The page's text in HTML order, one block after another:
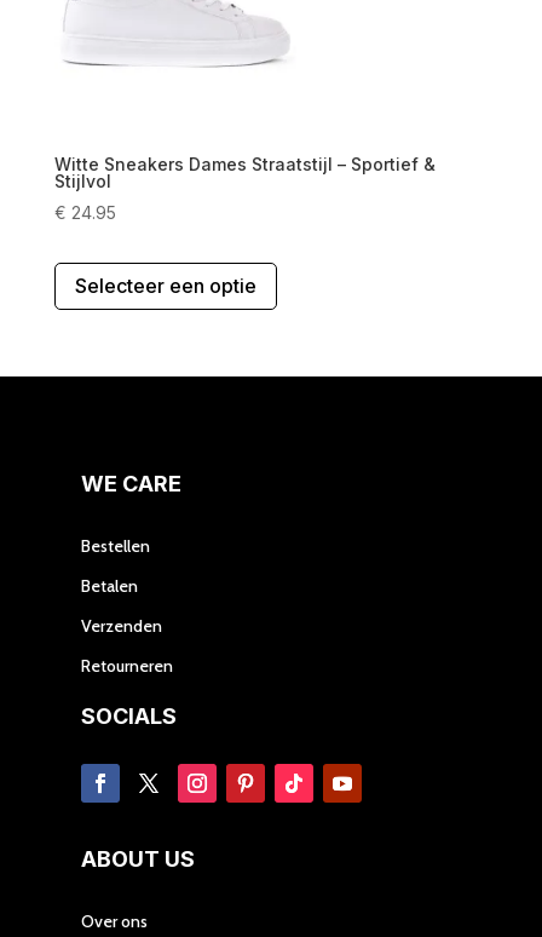
Witte Sneakers Dames Straatstijl – Sportief &
Stijlvol
€ 24.95
Selecteer een optie
heeft
WE CARE
Bestellen
Betalen
Verzenden
Retourneren
SOCIALS
ABOUT US
Over ons